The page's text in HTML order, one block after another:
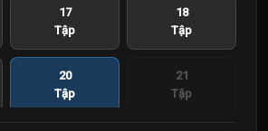
17
Tập
18
Tập
20
Tập
21
Tập